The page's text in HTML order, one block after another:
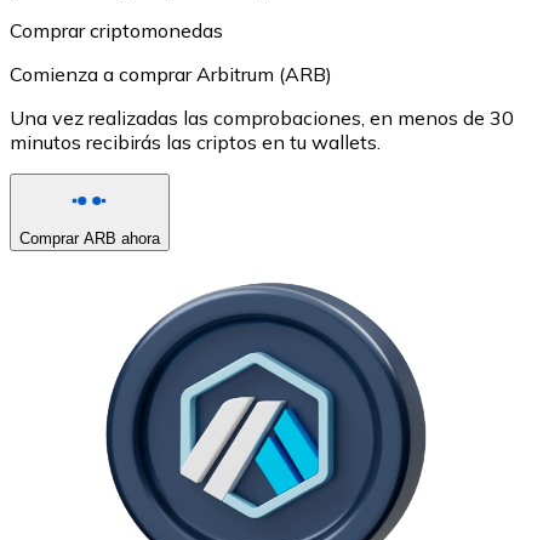
Comprar criptomonedas
Comienza a comprar Arbitrum (ARB)
Una vez realizadas las comprobaciones, en menos de 30
minutos recibirás las criptos en tu wallets.
Comprar ARB ahora